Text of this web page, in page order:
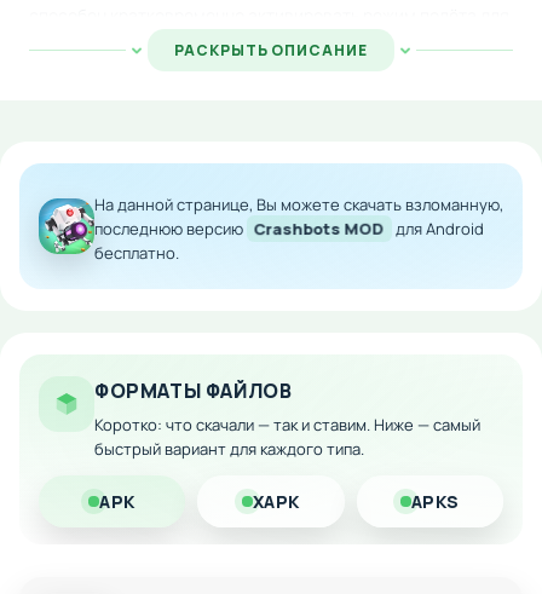
преодоления неприступных участков. Во время
прохождения уровней собирайте ценные предметы и
Особенности мода:
Более 80 разнообразных миссий с
прогрессирующей сложностью
Система временного полёта для
стратегического преодоления преград
Сбор бонусов и улучшений из разрушаемых
Скачайте модифицированную версию Crashbots на Android
и почувствуйте адреналин безудержной гонки сквозь
РАСКРЫТЬ ОПИСАНИЕ
На данной странице, Вы можете скачать взломанную,
последнюю версию Crashbots MOD для Android
бесплатно.
ФОРМАТЫ ФАЙЛОВ
Коротко: что скачали — так и ставим. Ниже — самый
быстрый вариант для каждого типа.
APK XAPK APKS